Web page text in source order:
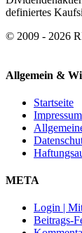
definiertes
© 2009 - 2026
Allgemein &
Startseite
META
Login |
Beitrags-